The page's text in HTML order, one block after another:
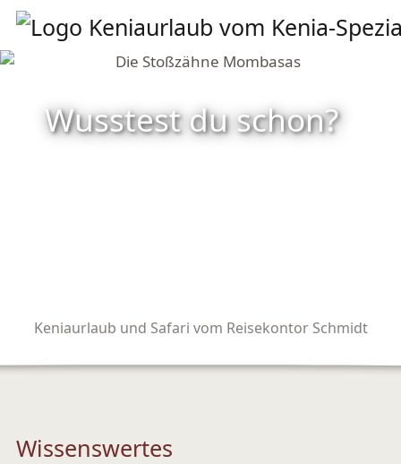
Wusstest du schon?
Keniaurlaub und Safari vom Reisekontor Schmidt
Wissenswertes